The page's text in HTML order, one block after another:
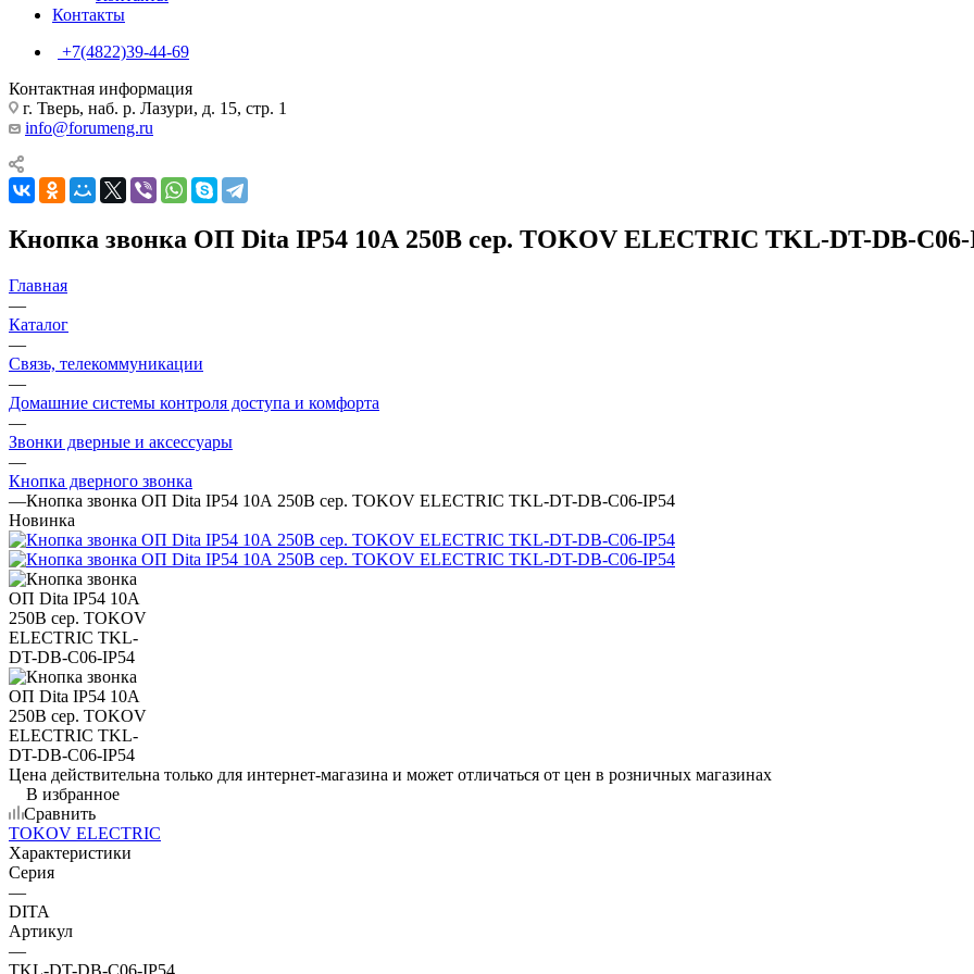
Контакты
+7(4822)39-44-69
Контактная информация
г. Тверь, наб. р. Лазури, д. 15, стр. 1
info@forumeng.ru
Кнопка звонка ОП Dita IP54 10А 250В сер. TOKOV ELECTRIC TKL-DT-DB-C06-
Главная
—
Каталог
—
Связь, телекоммуникации
—
Домашние системы контроля доступа и комфорта
—
Звонки дверные и аксессуары
—
Кнопка дверного звонка
—Кнопка звонка ОП Dita IP54 10А 250В сер. TOKOV ELECTRIC TKL-DT-DB-C06-IP54
Новинка
Цена действительна только для интернет-магазина и может отличаться от цен в розничных магазинах
В избранное
Сравнить
TOKOV ELECTRIC
Характеристики
Серия
—
DITA
Артикул
—
TKL-DT-DB-C06-IP54